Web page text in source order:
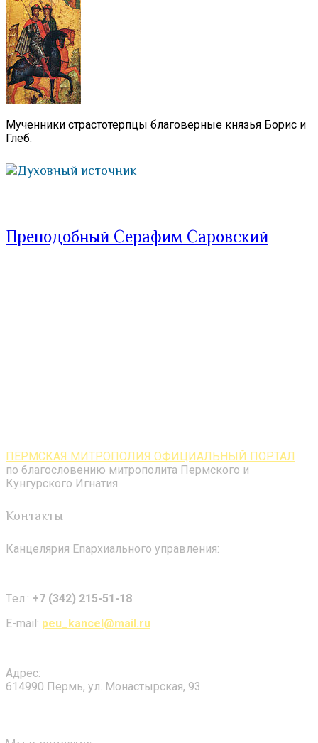
Мученники страстотерпцы благоверные князья Борис и
Глеб.
Духовный источник
Преподобный Серафим Саровский
ПЕРМСКАЯ МИТРОПОЛИЯ ОФИЦИАЛЬНЫЙ ПОРТАЛ
по благословению митрополита Пермского и
Кунгурского Игнатия
Контакты
Канцелярия Епархиального управления:
Tел.: +7 (342) 215-51-18
E-mail: peu_kancel@mail.ru
Адрес:
614990 Пермь, ул. Монастырская, 93